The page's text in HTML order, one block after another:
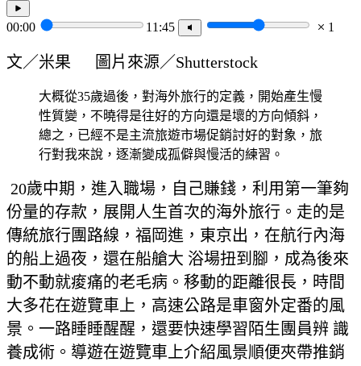
00:00 11:45 1
文／米果 圖片來源／Shutterstock
大概從35歲過後，對海外旅行的定義，開始產生慢
性質變，不曉得是往好的方向還是壞的方向傾斜，
總之，已經不是主流旅遊市場促銷討好的對象，旅
行對我來說，逐漸變成孤僻與慢活的練習。
20歲中期，進入職場，自己賺錢，利用第一筆夠
份量的存款，展開人生首次的海外旅行。走的是
傳統旅行團路線，福岡進，東京出，在航行內海
的船上過夜，還在船艙大 浴場扭到腳，成為後來
動不動就痠痛的老毛病。移動的距離很長，時間
大多花在遊覽車上，高速公路是車窗外定番的風
景。一路睡睡醒醒，還要快速學習陌生團員辨 識
養成術。導遊在遊覽車上介紹風景順便夾帶推銷